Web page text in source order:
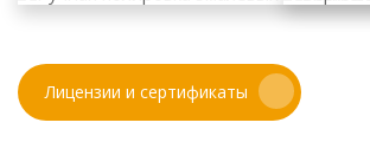
Лицензии и сертификаты